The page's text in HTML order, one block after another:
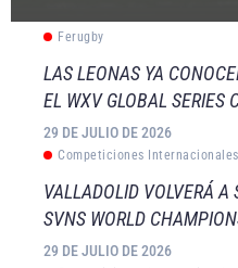
Ferugby
LAS LEONAS YA
EL WXV GLOBAL SERIES
29 DE JULIO DE 2026
Competiciones Internacionales
VALLADOLID VOLVERÁ A
SVNS WORLD
29 DE JULIO DE 2026